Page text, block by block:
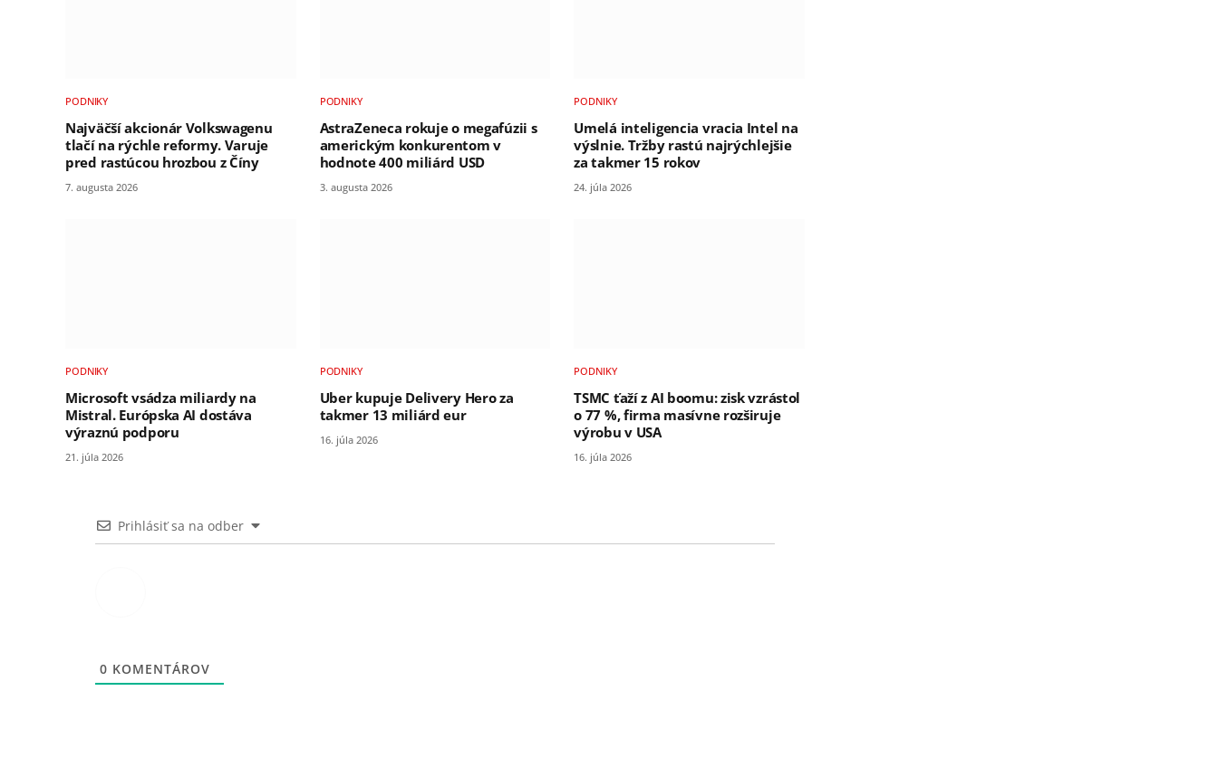
PODNIKY
Najväčší akcionár Volkswagenu
tlačí na rýchle reformy. Varuje
pred rastúcou hrozbou z Číny
7. augusta 2026
PODNIKY
AstraZeneca rokuje o megafúzii s
americkým konkurentom v
hodnote 400 miliárd USD
3. augusta 2026
PODNIKY
Umelá inteligencia vracia Intel na
výslnie. Tržby rastú najrýchlejšie
za takmer 15 rokov
24. júla 2026
PODNIKY
Microsoft vsádza miliardy na
Mistral. Európska AI dostáva
výraznú podporu
21. júla 2026
PODNIKY
Uber kupuje Delivery Hero za
takmer 13 miliárd eur
16. júla 2026
PODNIKY
TSMC ťaží z AI boomu: zisk vzrástol
o 77 %, firma masívne rozširuje
výrobu v USA
16. júla 2026
Prihlásiť sa na odber
0 KOMENTÁROV